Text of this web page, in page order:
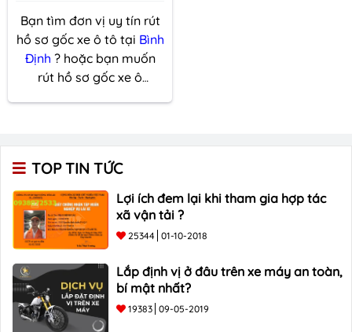
Bạn tìm đơn vị uy tín rút
hồ sơ gốc xe ô tô tại Bình
Định ? hoặc bạn muốn
rút hồ sơ gốc xe ô
giá cho loại hình dịch vụ
này là bao nhiêu? Đừng
lo, bài viết này sẽ giới
thiệu cho bạn những địa
chỉ thích hợp. Hôm nay,
Phuhieuoto.com sẽ giới
thiệu
TOP 5dịch vụ rút
hồ sơ gốc uy tín Hãy
cùng đến vớiTOP 5
TOP TIN TỨC
Lợi ích đem lại khi tham gia hợp tác
xã vận tải ?
25344 01-10-2018
Lắp định vị ở đâu trên xe máy an toàn,
bí mật nhất?
19383 09-05-2019